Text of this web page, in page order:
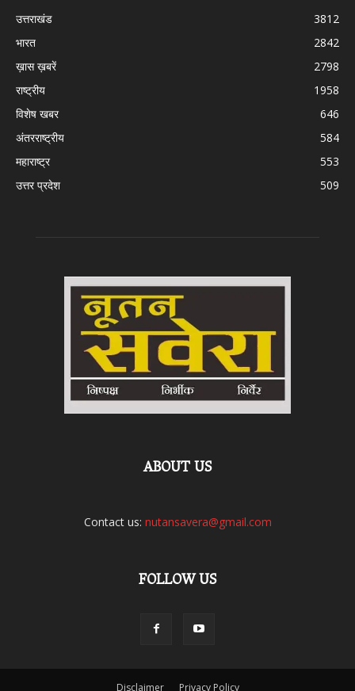
उत्तराखंड
3812
भारत
2842
ख़ास ख़बरें
2798
राष्ट्रीय
1958
विशेष खबर
646
अंतरराष्ट्रीय
584
महाराष्ट्र
553
उत्तर प्रदेश
509
ABOUT US
Contact us: nutansavera@gmail.com
FOLLOW US
Disclaimer Privacy Policy